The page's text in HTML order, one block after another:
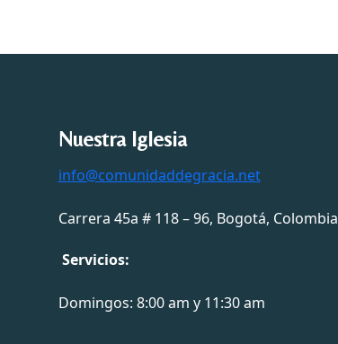
Nuestra Iglesia
info@comunidaddegracia.net
Carrera 45a # 118 – 96, Bogotá, Colombia
Servicios:
Domingos: 8:00 am y 11:30 am